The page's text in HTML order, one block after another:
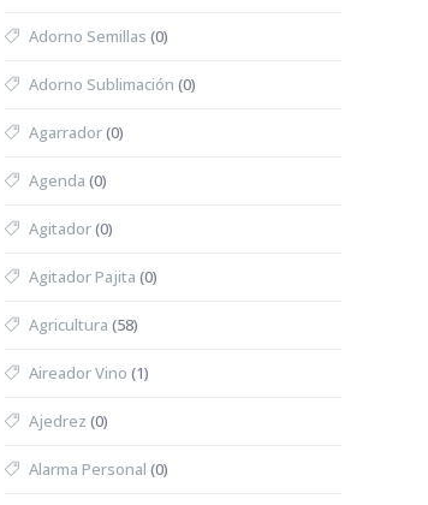
Adorno Semillas (0)
Adorno Sublimación (0)
Agarrador(0)
Agenda (0)
Agitador(0)
Agitador Pajita (0)
Agricultura (58)
Aireador Vino (1)
Ajedrez (0)
Alarma Personal (0)